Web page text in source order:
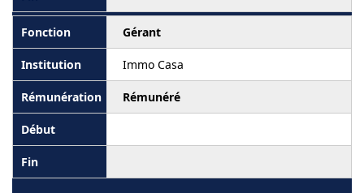
Gérant
Immo Casa
Rémunéré